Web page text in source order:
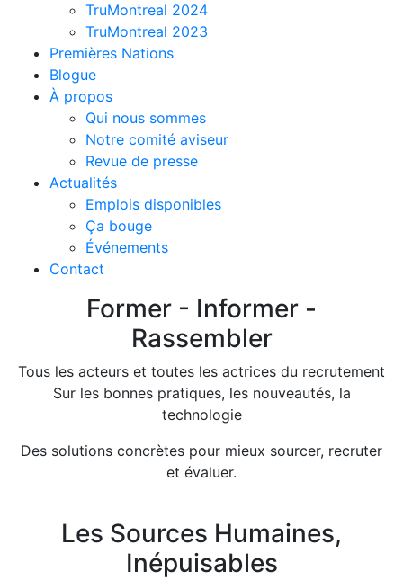
TruMontreal 2024
TruMontreal 2023
Premières Nations
Blogue
À propos
Qui nous sommes
Notre comité aviseur
Revue de presse
Actualités
Emplois disponibles
Ça bouge
Événements
Contact
Former - Informer -
Rassembler
Tous les acteurs et toutes les actrices du recrutement
Sur les bonnes pratiques, les nouveautés, la
technologie
Des solutions concrètes pour mieux sourcer, recruter
et évaluer.
Les Sources Humaines,
Inépuisables